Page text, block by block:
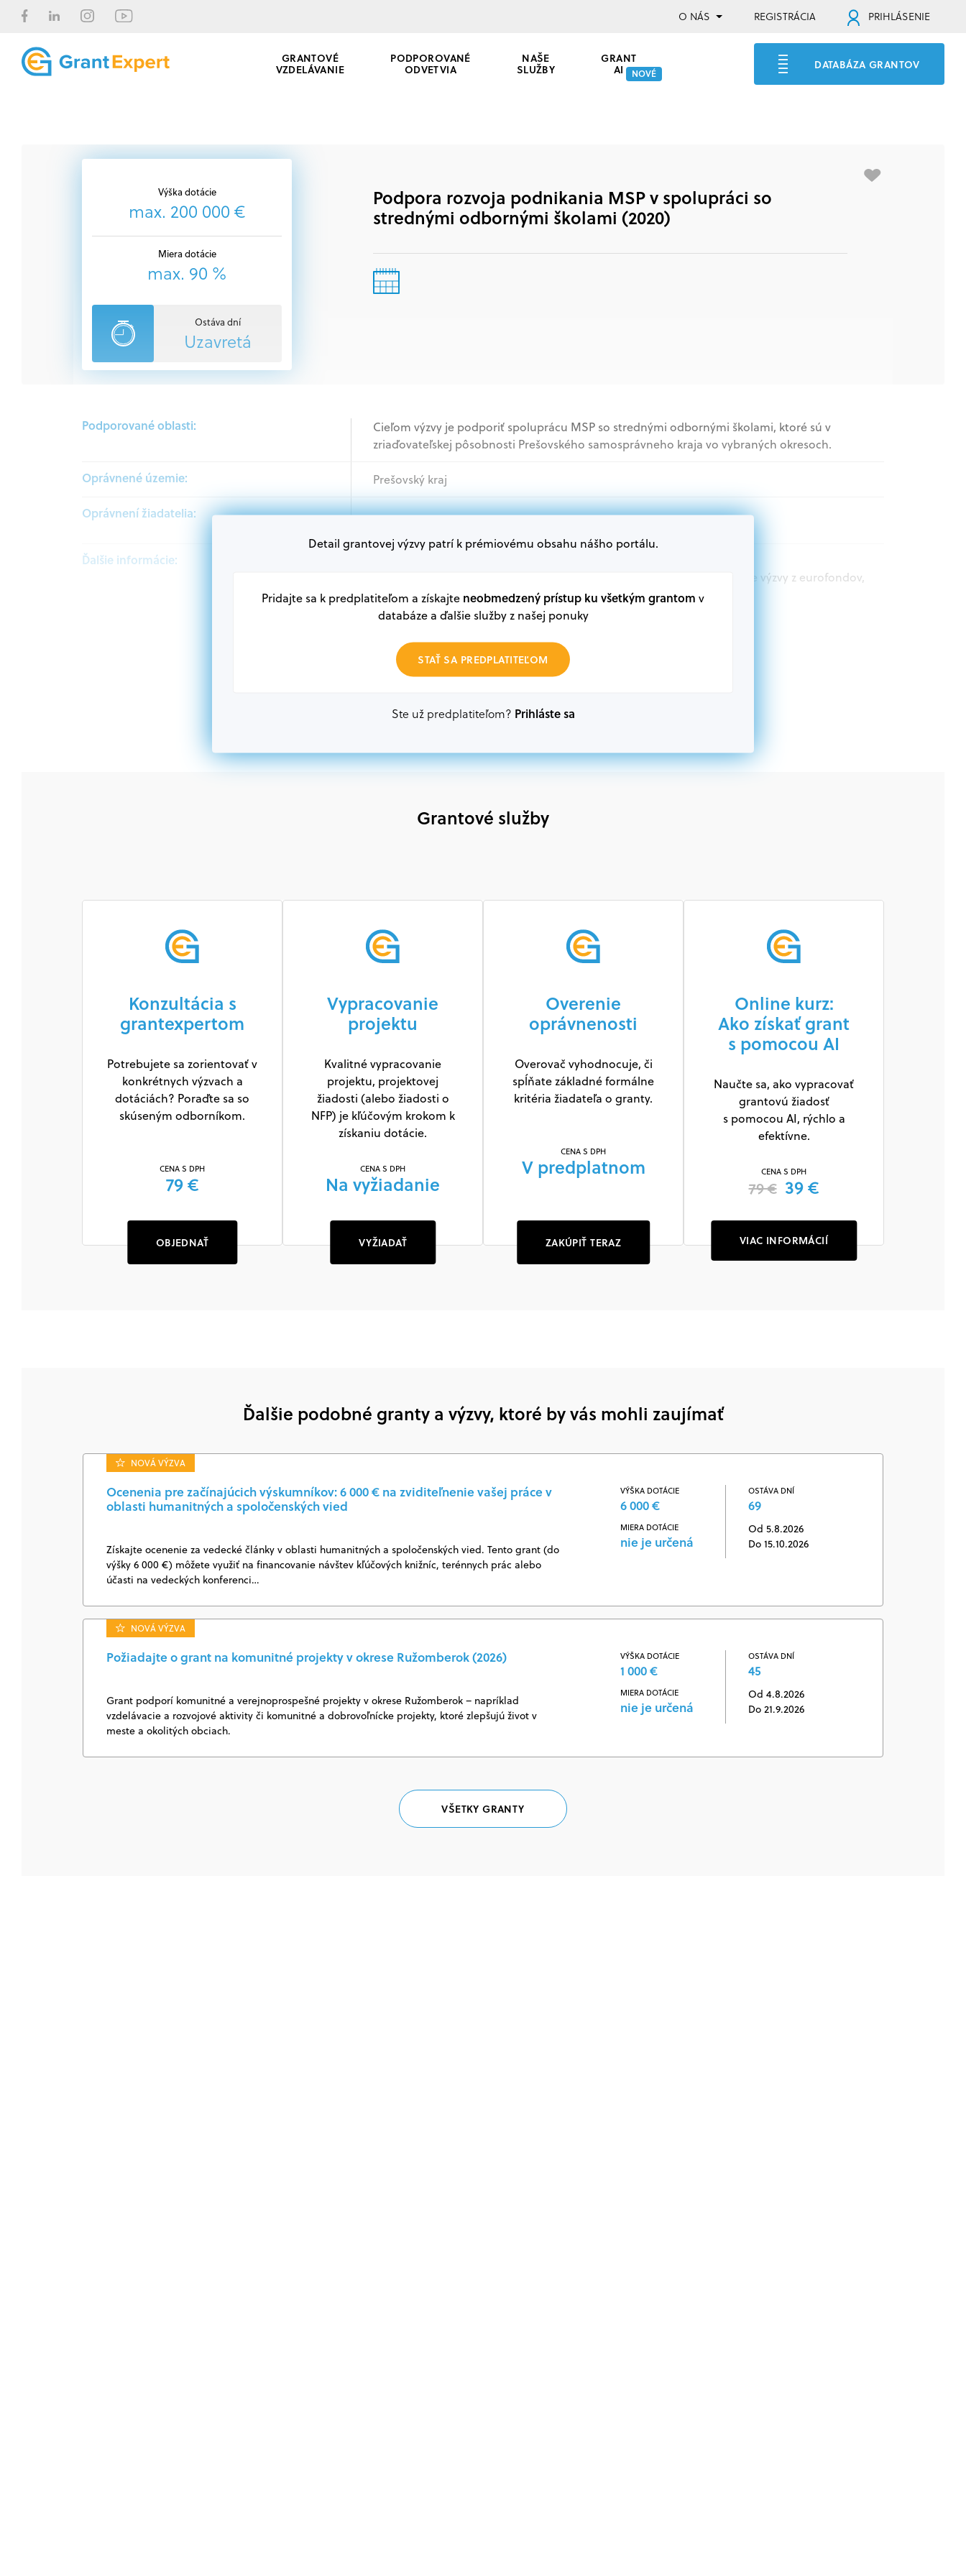
O NÁS REGISTRÁCIA PRIHLÁSENIE
GRANTOVÉ
VZDELÁVANIE
PODPOROVANÉ
ODVETVIA
NAŠE
SLUŽBY
GRANT
AI NOVÉ
DATABÁZA GRANTOV
Výška dotácie
max. 200 000 €
Miera dotácie
max. 90 %
Ostáva dní
Uzavretá
Podpora rozvoja podnikania MSP v spolupráci so
strednými odbornými školami (2020)
Podporované oblasti:
Cieľom výzvy je podporiť spoluprácu MSP so strednými odbornými školami, ktoré sú v
zriaďovateľskej pôsobnosti Prešovského samosprávneho kraja vo vybraných okresoch.
Oprávnené územie: Prešovský kraj
Oprávnení žiadatelia:
Ďalšie informácie:
V databáze grantov a dotácií na portáli Grantexpert.sk nájdete aktuálne výzvy z eurofondov,
plánu obnovy a ďalších zdrojov.
Akákoľvek právnická osoba, t. j. verejný alebo súkromný subjekt, komerčný alebo nekomerčný,
ako aj mimovládne organizácie zriadené ako právnická osoba v Nórsku alebo na Slovensku,
alebo akákoľvek medzinárodná organizácia, orgán alebo agentúra aktívne zapojená a efektívne
Detail grantovej výzvy patrí k prémiovému obsahu nášho portálu.
Pridajte sa k predplatiteľom a získajte neobmedzený prístup ku všetkým grantom v
databáze a ďalšie služby z našej ponuky
STAŤ SA PREDPLATITEĽOM
Ste už predplatiteľom? Prihláste sa
Grantové služby
Konzultácia s
grantexpertom
Potrebujete sa zorientovať v
konkrétnych výzvach a
dotáciách? Poraďte sa so
skúseným odborníkom.
CENA S DPH
79 €
OBJEDNAŤ
Vypracovanie
projektu
Kvalitné vypracovanie
projektu, projektovej
žiadosti (alebo žiadosti o
NFP) je kľúčovým krokom k
získaniu dotácie.
CENA S DPH
Na vyžiadanie
VYŽIADAŤ
Overenie
oprávnenosti
Overovač vyhodnocuje, či
spĺňate základné formálne
kritéria žiadateľa o granty.
CENA S DPH
V predplatnom
ZAKÚPIŤ TERAZ
Online kurz:
Ako získať grant
s pomocou AI
Naučte sa, ako vypracovať
grantovú žiadosť
s pomocou AI, rýchlo a
efektívne.
CENA S DPH
79 € 39 €
VIAC INFORMÁCIÍ
Ďalšie podobné granty a výzvy, ktoré by vás mohli zaujímať
NOVÁ VÝZVA
Ocenenia pre začínajúcich výskumníkov: 6 000 € na zviditeľnenie vašej práce v
oblasti humanitných a spoločenských vied
Získajte ocenenie za vedecké články v oblasti humanitných a spoločenských vied. Tento grant (do
výšky 6 000 €) môžete využiť na financovanie návštev kľúčových knižníc, terénnych prác alebo
účasti na vedeckých konferenci…
VÝŠKA DOTÁCIE
6 000 €
MIERA DOTÁCIE
nie je určená
OSTÁVA DNÍ
69
Od 5.8.2026
Do 15.10.2026
NOVÁ VÝZVA
Požiadajte o grant na komunitné projekty v okrese Ružomberok (2026)
Grant podporí komunitné a verejnoprospešné projekty v okrese Ružomberok – napríklad
vzdelávacie a rozvojové aktivity či komunitné a dobrovoľnícke projekty, ktoré zlepšujú život v
meste a okolitých obciach.
VÝŠKA DOTÁCIE
1 000 €
MIERA DOTÁCIE
nie je určená
OSTÁVA DNÍ
45
Od 4.8.2026
Do 21.9.2026
VŠETKY GRANTY